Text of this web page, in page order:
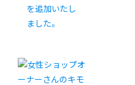
を追加いたし
ました。